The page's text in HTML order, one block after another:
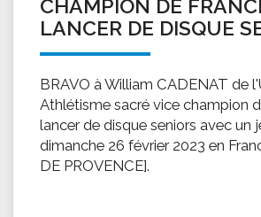
CHAMPION DE
LANCER DE DISQUE
BRAVO à William CADENAT de
Athlétisme sacré vice champion
lancer de disque seniors avec un
dimanche 26 février 2023 en
DE PROVENCE].